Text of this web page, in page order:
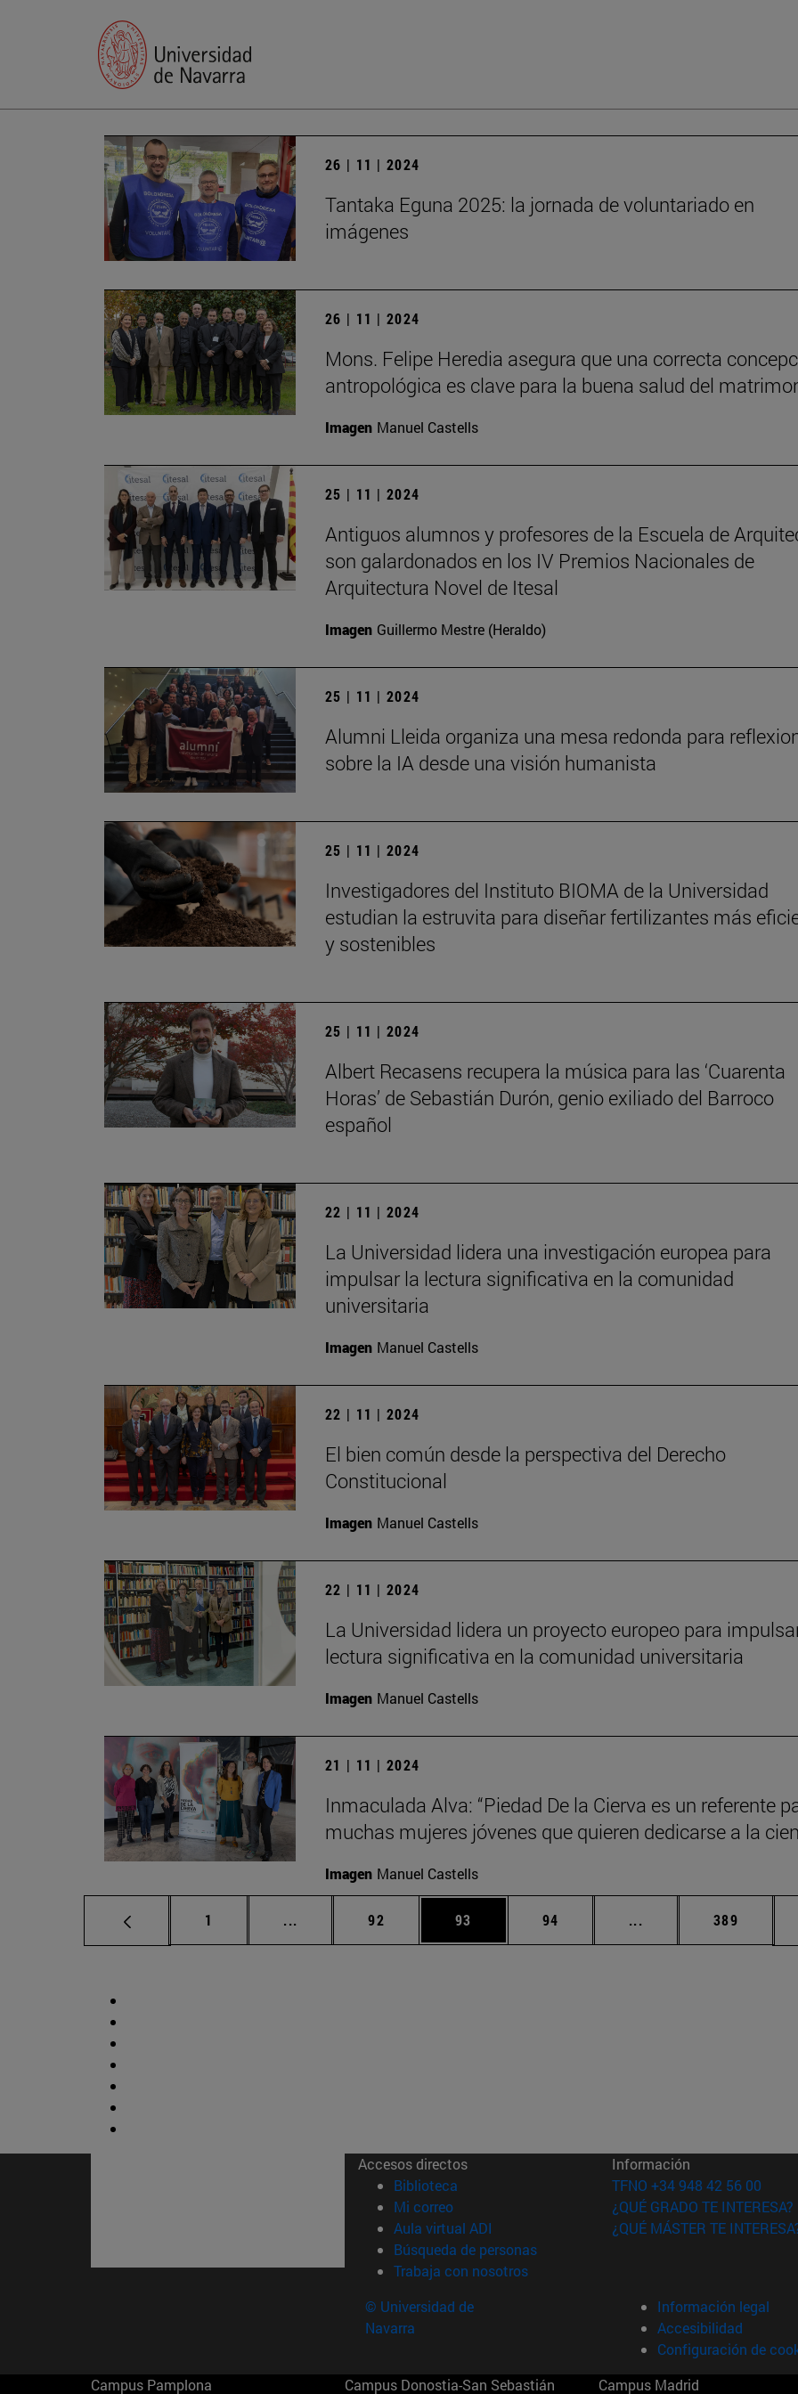
26 | 11 | 2024
Tantaka Eguna 2025: la jornada de voluntariado en
imágenes
26 | 11 | 2024
Mons. Felipe Heredia asegura que una correcta
antropológica es clave para la buena salud del
Imagen Manuel Castells
25 | 11 | 2024
Antiguos alumnos y profesores de la Escuela de
son galardonados en los IV Premios Nacionales de
Arquitectura Novel de Itesal
Imagen Guillermo Mestre (Heraldo)
25 | 11 | 2024
Alumni Lleida organiza una mesa redonda para
sobre la IA desde una visión humanista
25 | 11 | 2024
Investigadores del Instituto BIOMA de la Universidad
estudian la estruvita para diseñar fertilizantes más
y sostenibles
25 | 11 | 2024
Albert Recasens recupera la música para las ‘Cuarenta
Horas’ de Sebastián Durón, genio exiliado del Barroco
español
22 | 11 | 2024
La Universidad lidera una investigación europea para
impulsar la lectura significativa en la comunidad
universitaria
Imagen Manuel Castells
22 | 11 | 2024
El bien común desde la perspectiva del Derecho
Constitucional
Imagen Manuel Castells
22 | 11 | 2024
La Universidad lidera un proyecto europeo para
lectura significativa en la comunidad universitaria
Imagen Manuel Castells
21 | 11 | 2024
Inmaculada Alva: “Piedad De la Cierva es un referente
muchas mujeres jóvenes que quieren dedicarse a la
Imagen Manuel Castells
Página
1 ... Páginas intermedias Use TAB para desplazarse.
Página
92 Página
93 Página
94 ... Páginas intermedias
Página
389
Accesos directos
Biblioteca (abre en nueva ventana)
Mi correo(abre en nueva ventana)
Aula virtual ADI (abre en nueva ventana)
Búsqueda de personas(abre en nueva ventana)
Trabaja con nosotros(abre en nueva ventana)
Información
TFNO +34 948 42 56 00
¿QUÉ GRADO TE INTERESA?
¿QUÉ MÁSTER TE
© Universidad de
Navarra
Información legal
Accesibilidad
Configuración de
Campus Pamplona
Campus Donostia-San Sebastián Campus Madrid